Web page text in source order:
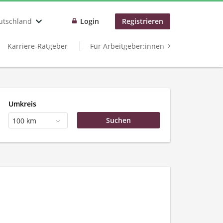
Login Registrieren
Karriere-Ratgeber Für Arbeitgeber:innen
Umkreis
100 km